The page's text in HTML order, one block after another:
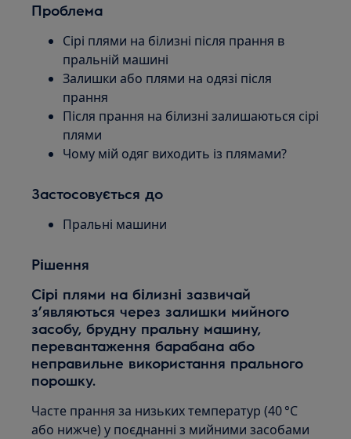
Проблема
Сірі плями на білизні після прання в
пральній машині
Залишки або плями на одязі після
прання
Після прання на білизні залишаються сірі
плями
Чому мій одяг виходить із плямами?
Застосовується до
Пральні машини
Рішення
Сірі плями на білизні зазвичай
з’являються через залишки мийного
засобу, брудну пральну машину,
перевантаження барабана або
неправильне використання прального
порошку.
Часте прання за низьких температур (40 °C
або нижче) у поєднанні з мийними засобами